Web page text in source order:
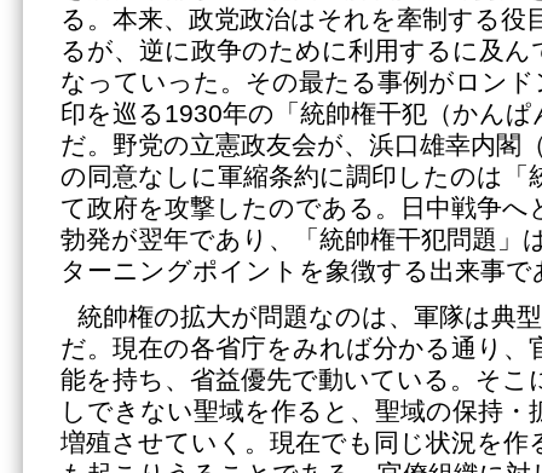
る。本来、政党政治はそれを牽制する役
るが、逆に政争のために利用するに及
なっていった。その最たる事例がロンド
印を巡る1930年の「統帥権干犯（かんぱ
だ。野党の立憲政友会が、浜口雄幸内閣
の同意なしに軍縮条約に調印したのは「
て政府を攻撃したのである。日中戦争へ
勃発が翌年であり、「統帥権干犯問題」
ターニングポイントを象徴する出来事で
統帥権の拡大が問題なのは、軍隊は典
だ。現在の各省庁をみれば分かる通り、
能を持ち、省益優先で動いている。そこ
しできない聖域を作ると、聖域の保持・
増殖させていく。現在でも同じ状況を作